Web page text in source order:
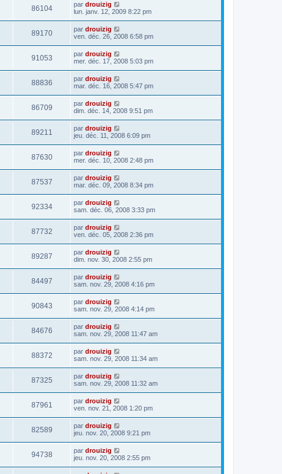
86104 par drouizig
lun. janv. 12, 2009 8:22 pm
89170 par drouizig
ven. déc. 26, 2008 6:58 pm
91053 par drouizig
mer. déc. 17, 2008 5:03 pm
88836 par drouizig
mar. déc. 16, 2008 5:47 pm
86709 par drouizig
dim. déc. 14, 2008 9:51 pm
89211 par drouizig
jeu. déc. 11, 2008 6:09 pm
87630 par drouizig
mer. déc. 10, 2008 2:48 pm
87537 par drouizig
mar. déc. 09, 2008 8:34 pm
92334 par drouizig
sam. déc. 06, 2008 3:33 pm
87732 par drouizig
ven. déc. 05, 2008 2:36 pm
89287 par drouizig
dim. nov. 30, 2008 2:55 pm
84497 par drouizig
sam. nov. 29, 2008 4:16 pm
90843 par drouizig
sam. nov. 29, 2008 4:14 pm
84676 par drouizig
sam. nov. 29, 2008 11:47 am
88372 par drouizig
sam. nov. 29, 2008 11:34 am
87325 par drouizig
sam. nov. 29, 2008 11:32 am
87961 par drouizig
ven. nov. 21, 2008 1:20 pm
82589 par drouizig
jeu. nov. 20, 2008 9:21 pm
94738 par drouizig
jeu. nov. 20, 2008 2:55 pm